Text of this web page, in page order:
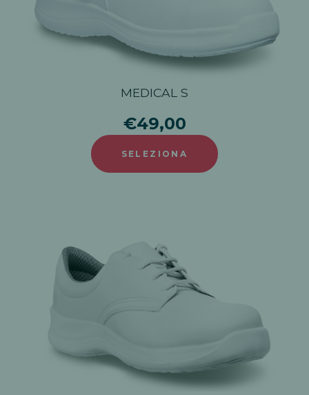
MEDICAL S
€49,00
SELEZIONA